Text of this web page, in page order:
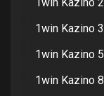
1win Kazino
1win Kazino
1win Kazino